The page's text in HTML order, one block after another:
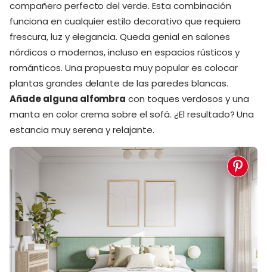
compañero perfecto del verde. Esta combinación
funciona en cualquier estilo decorativo que requiera
frescura, luz y elegancia. Queda genial en salones
nórdicos o modernos, incluso en espacios rústicos y
románticos. Una propuesta muy popular es colocar
plantas grandes delante de las paredes blancas.
Añade alguna alfombra con toques verdosos y una
manta en color crema sobre el sofá. ¿El resultado? Una
estancia muy serena y relajante.